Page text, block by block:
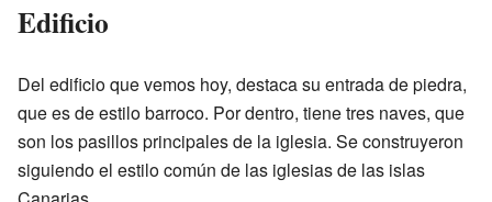
Edificio
Del edificio que vemos hoy, destaca su entrada de piedra,
que es de estilo barroco. Por dentro, tiene tres naves, que
son los pasillos principales de la iglesia. Se construyeron
siguiendo el estilo común de las iglesias de las islas